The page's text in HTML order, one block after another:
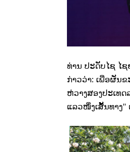
ທ່ານ ປະດັບໄຊ ໄ
ກ່າວວ່າ: ເພື່ອຜັນ
ຫ່ວາງສອງປະເທ
ແລວໜຶ່ງເສັ້ນທາງ